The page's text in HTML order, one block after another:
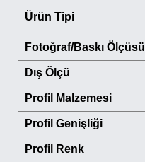
Ürün Tipi
Fotoğraf/Baskı Ölçüsü
Dış Ölçü
Profil Malzemesi
Profil Genişliği
Profil Renk